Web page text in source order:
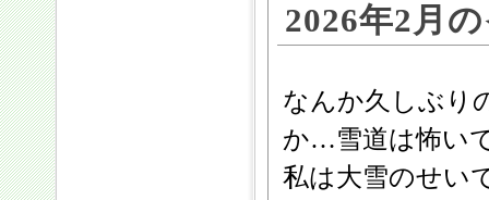
2026年2月
なんか久しぶり
か…雪道は怖い
私は大雪のせい